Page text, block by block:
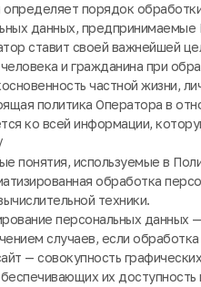
определяет порядок
данных,
ставит своей важнейшей
и гражданина при
частной жизни,
политика Оператора в
ко всей информации,
понятия, используемые в
обработка
техники.
персональных
случаев, если
— совокупность
их